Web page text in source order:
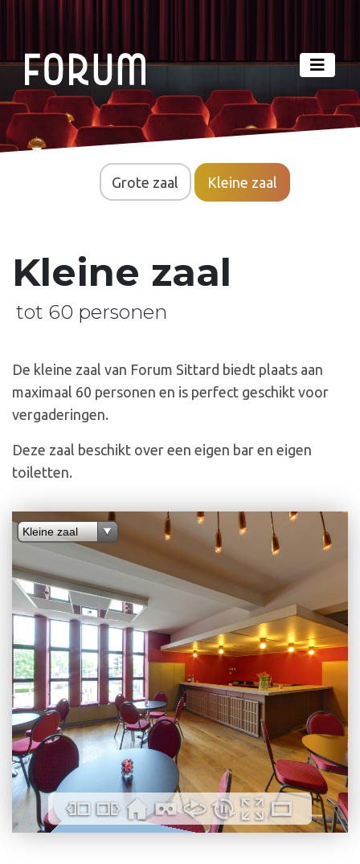
Grote zaal Kleine zaal
Kleine zaal
tot 60 personen
De kleine zaal van Forum Sittard biedt plaats aan
maximaal 60 personen en is perfect geschikt voor
vergaderingen.
Deze zaal beschikt over een eigen bar en eigen
toiletten.